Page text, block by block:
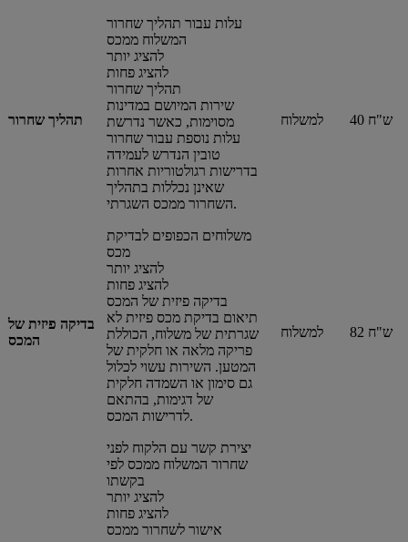
תהליך שחרור
עלות עבור תהליך שחרור
המשלוח ממכס
להציג יותר
להציג פחות
תהליך שחרור
שירות המיושם במדינות
מסוימות, כאשר נדרשת
עלות נוספת עבור שחרור
טובין הנדרש לעמידה
בדרישות רגולטוריות אחרות
שאינן נכללות בתהליך
השחרור ממכס השגרתי.
למשלוח 40 ש"ח
בדיקה פיזית של
המכס
משלוחים הכפופים לבדיקת
מכס
להציג יותר
להציג פחות
בדיקה פיזית של המכס
תיאום בדיקת מכס פיזית לא
שגרתית של משלוח, הכוללת
פריקה מלאה או חלקית של
המטען. השירות עשוי לכלול
גם סימון או השמדה חלקית
של דגימות, בהתאם
לדרישות המכס.
למשלוח 82 ש"ח
יצירת קשר עם הלקוח לפני
שחרור המשלוח ממכס לפי
בקשתו
להציג יותר
להציג פחות
אישור לשחרור ממכס